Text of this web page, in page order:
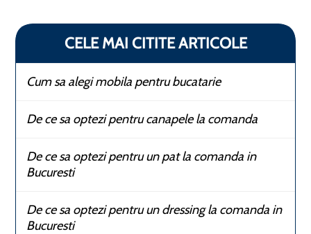
CELE MAI CITITE ARTICOLE
Cum sa alegi mobila pentru bucatarie
De ce sa optezi pentru canapele la comanda
De ce sa optezi pentru un pat la comanda in
Bucuresti
De ce sa optezi pentru un dressing la comanda in
Bucuresti